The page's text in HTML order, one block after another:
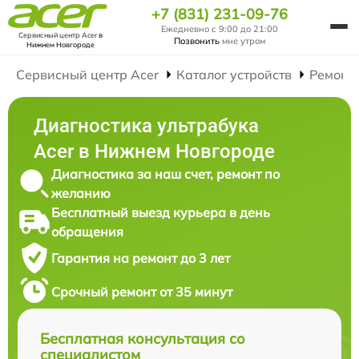
Сервисный центр Acerв
Нижнем Новгороде
+7 (831) 231-09-76
Ежедневно с 9:00 до 21:00
Позвонить мне утром
Сервисный центр Acer Каталог устройств Ремонт
Диагностика ультрабука
Acer в Нижнем Новгороде
Диагностика за наш счет, ремонт по
желанию
Бесплатный выезд курьера в день
обращения
Гарантия на ремонт до 3 лет
Срочный ремонт от 35 минут
Бесплатная консультация со
специалистом